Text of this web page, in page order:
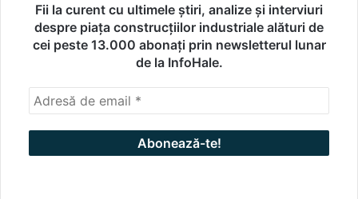
Fii la curent cu ultimele știri, analize și interviuri
despre piața construcțiilor industriale alături de
cei peste 13.000 abonați prin newsletterul lunar
de la InfoHale.